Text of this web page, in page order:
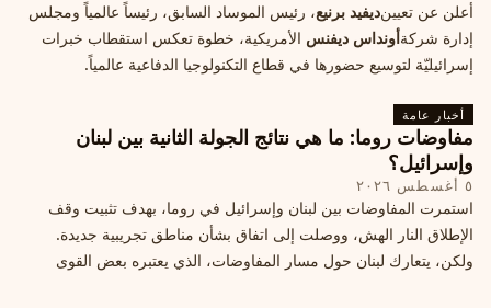
أعلن عن تعيينديفيد برنيع، رئيس الموساد السابق، رئيساً عالمياً ومجلس
إدارة شركةأونداس ديفنس الأمريكية، خطوة تعكس استقطاب خبرات
إسرائيليّة لتوسيع حضورها في قطاع التكنولوجيا الدفاعية عالمياً.
أخبار عامة
مفاوضات روما: ما هي نتائج الجولة الثانية بين لبنان
وإسرائيل؟
٥ أغسطس ٢٠٢٦
استمرت المفاوضات بين لبنان وإسرائيل في روما، بهدف تثبيت وقف
الإطلاق النار الهش، ووصلت إلى اتفاق بشأن مناطق تجريبية جديدة.
ولكن، يتعارك لبنان حول مسار المفاوضات، الذي يعتبره بعض القوى